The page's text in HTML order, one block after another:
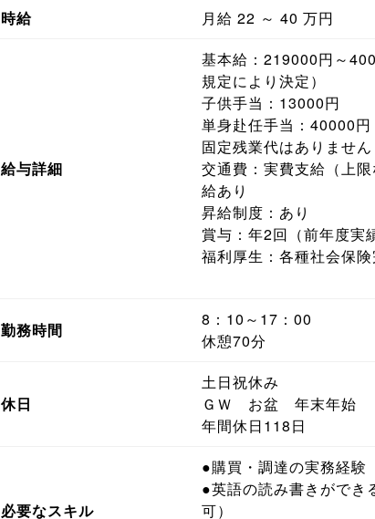
時給
月給 22 ～ 40 万円
給与詳細
基本給：219000円～
規定により決定）
子供手当：13000円
単身赴任手当：40000円
固定残業代はありません
交通費：実費支給（上
給あり
昇給制度：あり
賞与：年2回（前年度実
福利厚生：各種社会保
勤務時間
8：10～17：00
休憩70分
休日
土日祝休み
ＧＷ お盆 年末年始
年間休日118日
必要なスキル
●購買・調達の実務経験
●英語の読み書きができ
可）